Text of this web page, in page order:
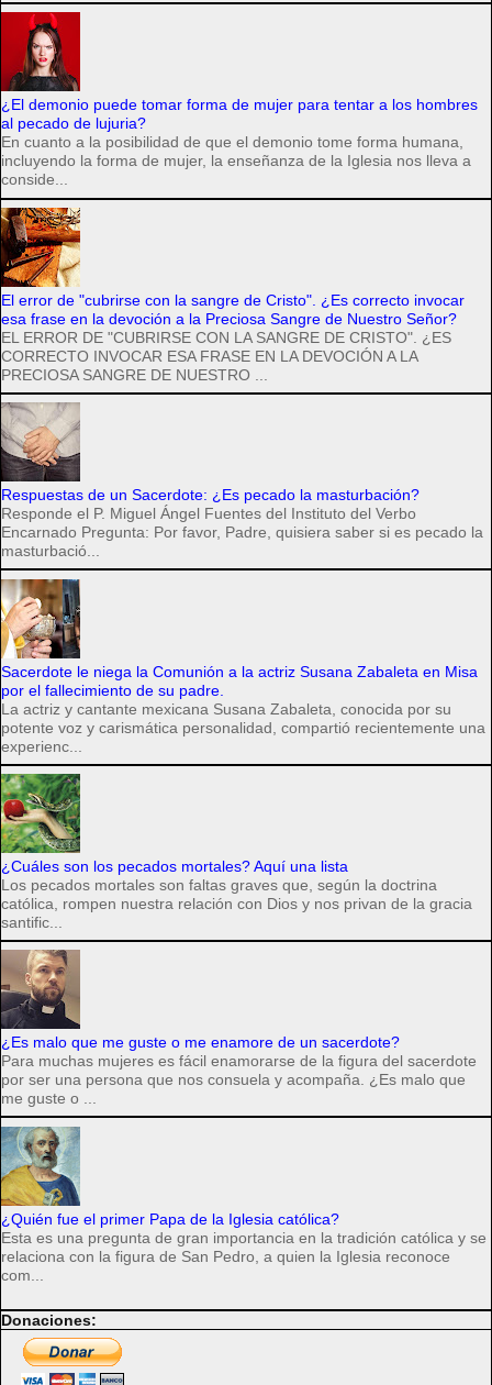
¿El demonio puede tomar forma de mujer para tentar a los hombres
al pecado de lujuria?
En cuanto a la posibilidad de que el demonio tome forma humana,
incluyendo la forma de mujer, la enseñanza de la Iglesia nos lleva a
conside...
El error de "cubrirse con la sangre de Cristo". ¿Es correcto invocar
esa frase en la devoción a la Preciosa Sangre de Nuestro Señor?
EL ERROR DE "CUBRIRSE CON LA SANGRE DE CRISTO". ¿ES
CORRECTO INVOCAR ESA FRASE EN LA DEVOCIÓN A LA
PRECIOSA SANGRE DE NUESTRO ...
Respuestas de un Sacerdote: ¿Es pecado la masturbación?
Responde el P. Miguel Ángel Fuentes del Instituto del Verbo
Encarnado Pregunta: Por favor, Padre, quisiera saber si es pecado la
masturbació...
Sacerdote le niega la Comunión a la actriz Susana Zabaleta en Misa
por el fallecimiento de su padre.
La actriz y cantante mexicana Susana Zabaleta, conocida por su
potente voz y carismática personalidad, compartió recientemente una
experienc...
¿Cuáles son los pecados mortales? Aquí una lista
Los pecados mortales son faltas graves que, según la doctrina
católica, rompen nuestra relación con Dios y nos privan de la gracia
santific...
¿Es malo que me guste o me enamore de un sacerdote?
Para muchas mujeres es fácil enamorarse de la figura del sacerdote
por ser una persona que nos consuela y acompaña. ¿Es malo que
me guste o ...
¿Quién fue el primer Papa de la Iglesia católica?
Esta es una pregunta de gran importancia en la tradición católica y se
relaciona con la figura de San Pedro, a quien la Iglesia reconoce
com...
Donaciones: